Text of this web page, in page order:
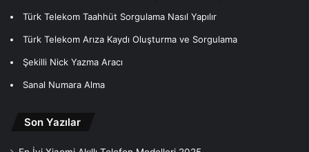
Türk Telekom Taahhüt Sorgulama Nasıl Yapılır
Türk Telekom Arıza Kaydı Oluşturma ve Sorgulama
Şekilli Nick Yazma Aracı
Sanal Numara Alma
Son Yazılar